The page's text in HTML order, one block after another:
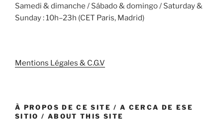
Samedi & dimanche / Sábado & domingo / Saturday &
Sunday : 10h–23h (CET Paris, Madrid)
Mentions Légales & C.G.V
À PROPOS DE CE SITE / A CERCA DE ESE
SITIO / ABOUT THIS SITE